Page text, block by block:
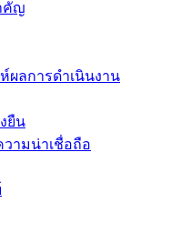
คัญ
ผลการดำเนินงาน
ยืน
ามน่าเชื่อถือ